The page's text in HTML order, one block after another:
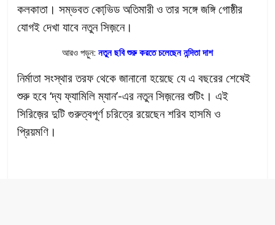
কলকাতা। সম্ভবত কোভি়ড অতিমারী ও তার সঙ্গে জঙ্গি গোষ্ঠীর
যোগই দেখা যাবে নতুন সিজ়নে।
আরও পড়ুন: নতুন ছবি শুরু করতে চলেছেন নন্দিতা দাশ
নির্মাতা সংস্থার তরফ থেকে জানানো হয়েছে যে এ বছরের শেষেই
শুরু হবে ‘দ্য ফ্যামিলি ম্যান’-এর নতুন সিজ়নের শুটিং। এই
সিরিজ়ের দুটি গুরুত্বপূর্ণ চরিত্রে রয়েছেন শরিব হাসমি ও
প্রিয়মণি।